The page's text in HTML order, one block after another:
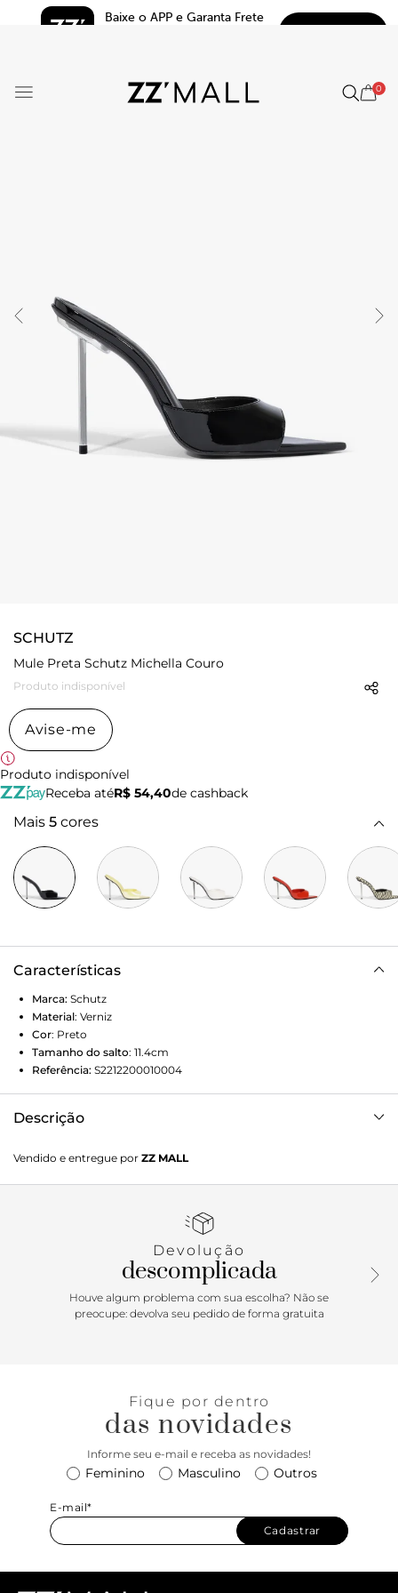
Baixe o APP e Garanta Frete
0
SCHUTZ
Mule Preta Schutz Michella Couro
Produto indisponível
Avise-me
Produto indisponível
Receba atéR$ 54,40de cashback
Mais 5 cores
Características
Marca: Schutz
Material: Verniz
Cor: Preto
Tamanho do salto: 11.4cm
Referência: S2212200010004
Descrição
A tira única na gáspea e o bico folha trazem um toque
moderno e sofisticado, já o salto ilha alto metalizado
Vendido e entregue por ZZ MALL
Devolução
descomplicada
Houve algum problema com sua escolha? Não se
preocupe: devolva seu pedido de forma gratuita
Fique por dentro
das novidades
Informe seu e-mail e receba as novidades!
Feminino Masculino Outros
E-mail*
Cadastrar